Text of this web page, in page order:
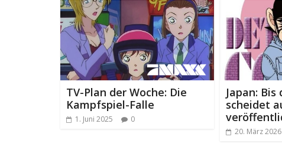
TV-Plan der Woche: Die
Kampfspiel-Falle
1. Juni 2025 0
Japan: Bis
scheidet
20. März 2026